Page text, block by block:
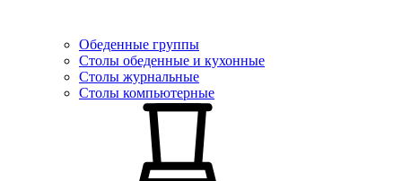
Обеденные группы
Столы обеденные и кухонные
Столы журнальные
Столы компьютерные